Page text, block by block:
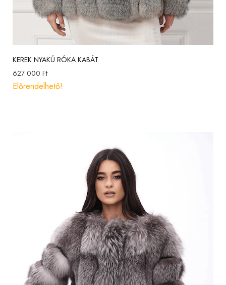
KEREK NYAKÚ RÓKA KABÁT
627 000 Ft
Előrendelhető!